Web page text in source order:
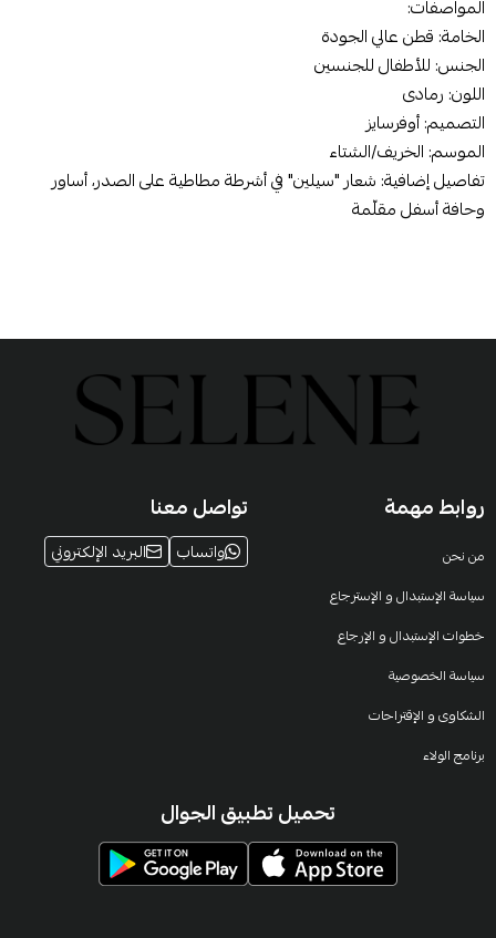
المواصفات:
الخامة: قطن عالي الجودة
الجنس: للأطفال للجنسين
اللون: رمادى
التصميم: أوفرسايز
الموسم: الخريف/الشتاء
تفاصيل إضافية: شعار "سيلين" في أشرطة مطاطية على الصدر، أساور
وحافة أسفل مقلّمة
روابط مهمة
من نحن
سياسة الإستبدال و الإسترجاع
خطوات الإستبدال و الإرجاع
سياسة الخصوصية
الشكاوى و الإقتراحات
برنامج الولاء
تواصل معنا
واتساب البريد الإلكتروني
تحميل تطبيق الجوال